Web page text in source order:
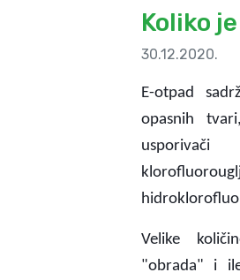
Koliko
30.12.2020.
E-otpad
opasnih
Velike
"obrada" i